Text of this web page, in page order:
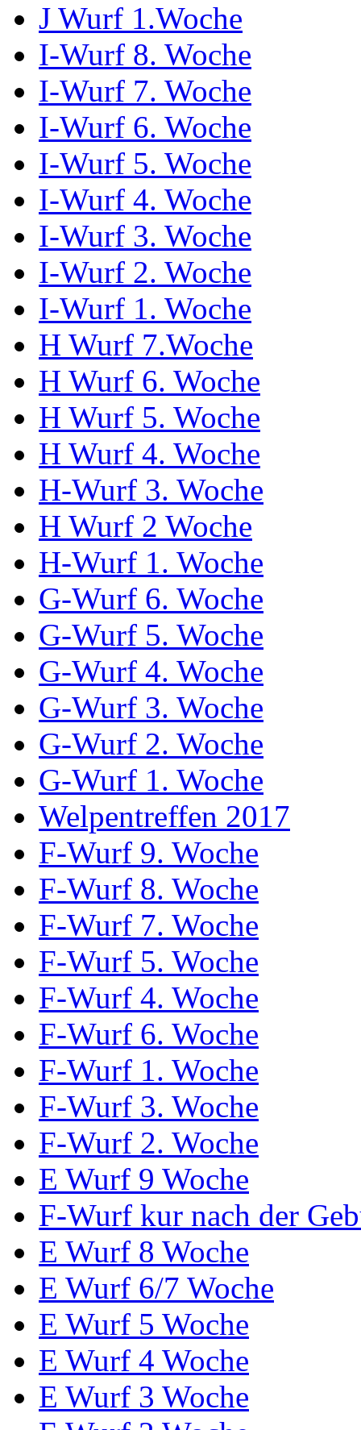
J Wurf 1.Woche
I-Wurf 8. Woche
I-Wurf 7. Woche
I-Wurf 6. Woche
I-Wurf 5. Woche
I-Wurf 4. Woche
I-Wurf 3. Woche
I-Wurf 2. Woche
I-Wurf 1. Woche
H Wurf 7.Woche
H Wurf 6. Woche
H Wurf 5. Woche
H Wurf 4. Woche
H-Wurf 3. Woche
H Wurf 2 Woche
H-Wurf 1. Woche
G-Wurf 6. Woche
G-Wurf 5. Woche
G-Wurf 4. Woche
G-Wurf 3. Woche
G-Wurf 2. Woche
G-Wurf 1. Woche
Welpentreffen 2017
F-Wurf 9. Woche
F-Wurf 8. Woche
F-Wurf 7. Woche
F-Wurf 5. Woche
F-Wurf 4. Woche
F-Wurf 6. Woche
F-Wurf 1. Woche
F-Wurf 3. Woche
F-Wurf 2. Woche
E Wurf 9 Woche
F-Wurf kur nach der
E Wurf 8 Woche
E Wurf 6/7 Woche
E Wurf 5 Woche
E Wurf 4 Woche
E Wurf 3 Woche